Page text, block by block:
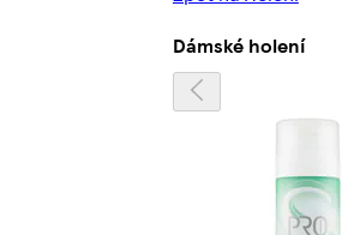
Dámské holení